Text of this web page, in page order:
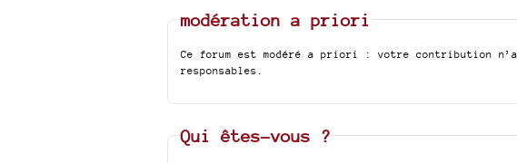
modération a priori
Ce forum est modéré a priori : votre contribution
responsables.
Qui êtes-vous ?